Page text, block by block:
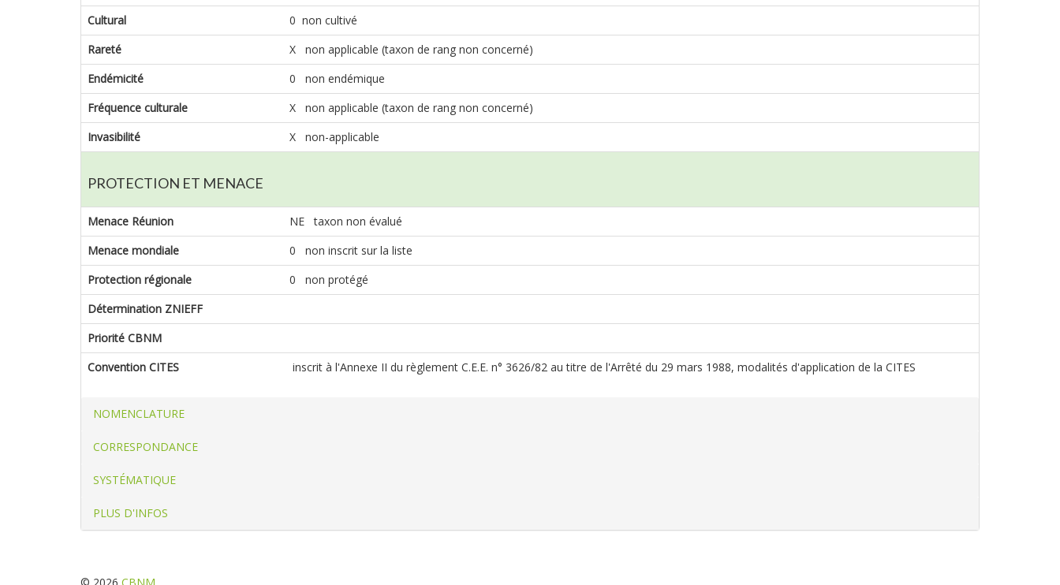
Cultural
0 non cultivé
Rareté
X non applicable (taxon de rang non concerné)
Endémicité
0 non endémique
Fréquence culturale
X non applicable (taxon de rang non concerné)
Invasibilité
X non-applicable
PROTECTION ET MENACE
Menace Réunion
NE taxon non évalué
Menace mondiale
0 non inscrit sur la liste
Protection régionale
0 non protégé
Détermination ZNIEFF
Priorité CBNM
Convention CITES
inscrit à l'Annexe II du règlement C.E.E. n° 3626/82 au titre de l'Arrêté du 29 mars 1988, modalités d'application de la CITES
NOMENCLATURE
CORRESPONDANCE
SYSTÉMATIQUE
PLUS D'INFOS